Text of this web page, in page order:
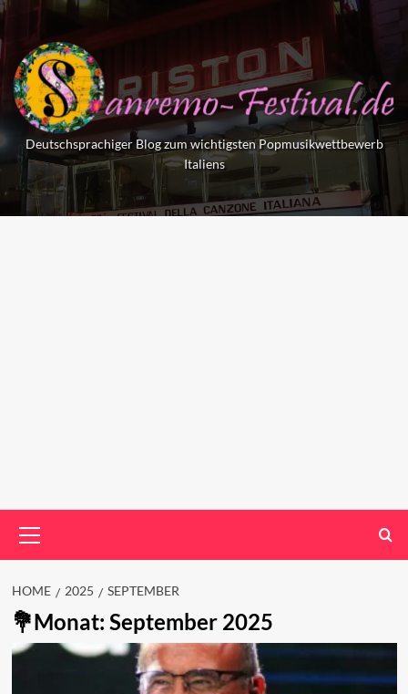
Skip
to
content
Deutschsprachiger Blog zum wichtigsten Popmusikwettbewerb
Italiens
Menu
HOME 2025 SEPTEMBER
Monat: September 2025